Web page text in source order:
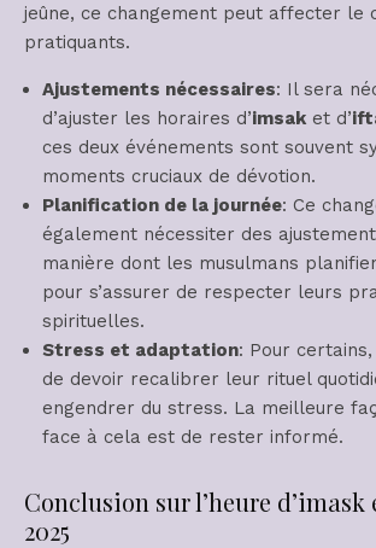
jeûne, ce changement peut affecter le
pratiquants.
Ajustements nécessaires: Il sera
d’ajuster les horaires d’imsak et d’
ces deux événements sont souvent
moments cruciaux de dévotion.
Planification de la journée: Ce
également nécessiter des
manière dont les musulmans
pour s’assurer de respecter leurs
spirituelles.
Stress et adaptation: Pour
de devoir recalibrer leur rituel
engendrer du stress. La meilleure
face à cela est de rester informé.
Conclusion sur l’heure d’imask
2025